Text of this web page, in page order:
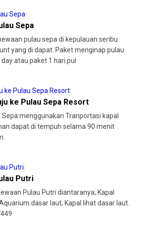
Sepa
pulau sepa di kepulauan seribu
yang di dapat. Paket menginap pulau
atau paket 1 hari pul
ke Pulau Sepa Resort
Sepa menggunakan Tranportasi kapal
dapat di tempuh selama 90 menit
Putri
Pulau Putri diantaranya; Kapal
dasar laut, Kapal lihat dasar laut.